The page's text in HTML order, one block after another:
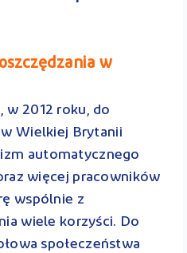
w
w 2012 roku, do
Wielkiej Brytanii
automatycznego
więcej pracowników
wspólnie z
wiele korzyści. Do
społeczeństwa